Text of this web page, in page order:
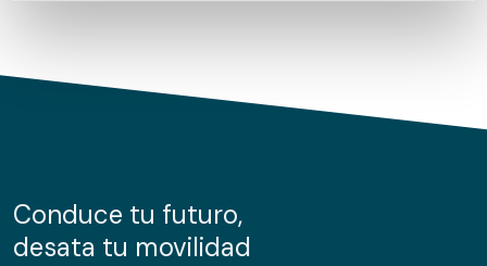
de cookies.
información sobre el uso que haga del sitio web con
nuestros partners de redes sociales, publicidad y análisis
Conduce tu futuro,
desata tu movilidad